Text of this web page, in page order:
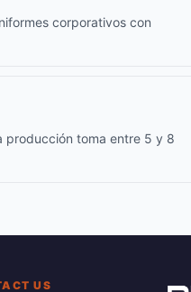
corporativos con
producción toma entre 5 y 8
US